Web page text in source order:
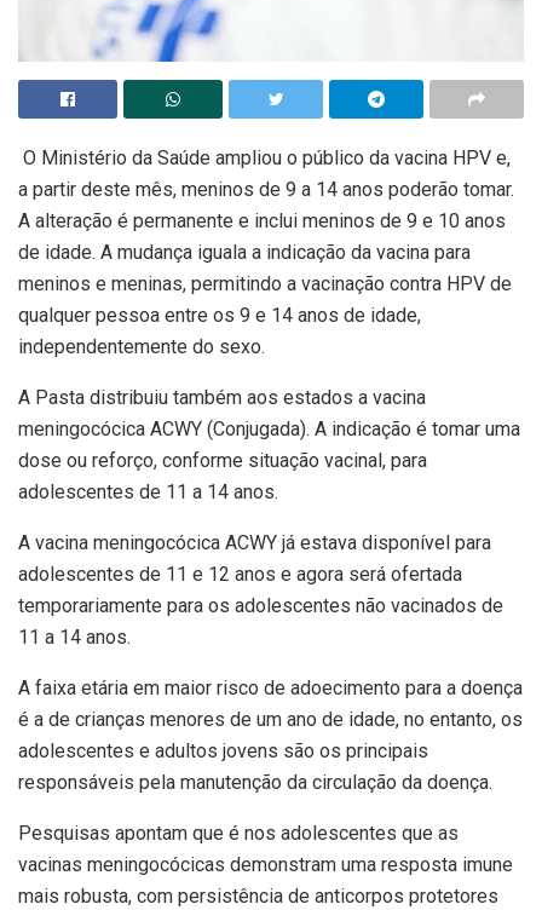
O Ministério da Saúde ampliou o público da vacina HPV e,
a partir deste mês, meninos de 9 a 14 anos poderão tomar.
A alteração é permanente e inclui meninos de 9 e 10 anos
de idade. A mudança iguala a indicação da vacina para
meninos e meninas, permitindo a vacinação contra HPV de
qualquer pessoa entre os 9 e 14 anos de idade,
independentemente do sexo.
A Pasta distribuiu também aos estados a vacina
meningocócica ACWY (Conjugada). A indicação é tomar uma
dose ou reforço, conforme situação vacinal, para
adolescentes de 11 a 14 anos.
A vacina meningocócica ACWY já estava disponível para
adolescentes de 11 e 12 anos e agora será ofertada
temporariamente para os adolescentes não vacinados de
11 a 14 anos.
A faixa etária em maior risco de adoecimento para a doença
é a de crianças menores de um ano de idade, no entanto, os
adolescentes e adultos jovens são os principais
responsáveis pela manutenção da circulação da doença.
Pesquisas apontam que é nos adolescentes que as
vacinas meningocócicas demonstram uma resposta imune
mais robusta, com persistência de anticorpos protetores